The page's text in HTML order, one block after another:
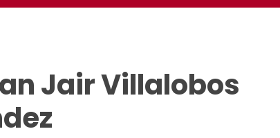
Jair Villalobos